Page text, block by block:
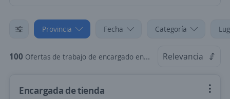
Provincia Fecha Categoría
100 Ofertas de trabajo de encargado en Santo Domingo Relevancia
Encargada de tienda